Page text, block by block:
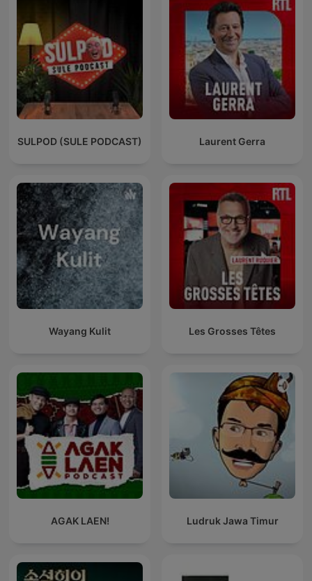
SULPOD (SULE PODCAST) Laurent Gerra
Wayang Kulit Les Grosses Têtes
AGAK LAEN! Ludruk Jawa Timur